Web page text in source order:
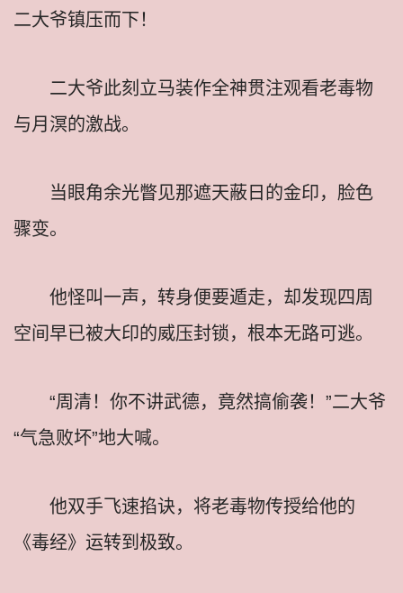
二大爷镇压而下！
二大爷此刻立马装作全神贯注观看老毒物
与月溟的激战。
当眼角余光瞥见那遮天蔽日的金印，脸色
骤变。
他怪叫一声，转身便要遁走，却发现四周
空间早已被大印的威压封锁，根本无路可逃。
“周清！你不讲武德，竟然搞偷袭！”二大爷
“气急败坏”地大喊。
他双手飞速掐诀，将老毒物传授给他的
《毒经》运转到极致。